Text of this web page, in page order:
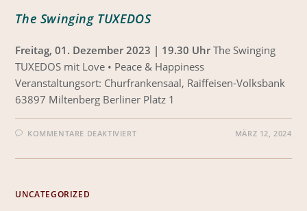
The Swinging TUXEDOS
Freitag, 01. Dezember 2023 | 19.30 Uhr The Swinging
TUXEDOS mit Love • Peace & Happiness
Veranstaltungsort: Churfrankensaal, Raiffeisen-Volksbank
63897 Miltenberg Berliner Platz 1
KOMMENTARE DEAKTIVIERT MÄRZ 12, 2024
UNCATEGORIZED